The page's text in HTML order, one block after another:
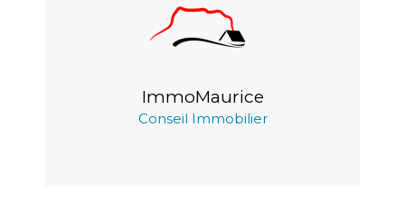
ImmoMaurice
Conseil Immobilier